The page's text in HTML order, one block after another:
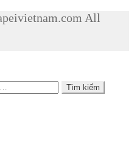
All
Tìm kiếm